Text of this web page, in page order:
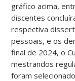
gráfico acima,
discentes
respectiva
pessoais, e os
final de 2024, o
mestrandos
foram